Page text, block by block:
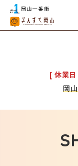
[ 休業日
岡